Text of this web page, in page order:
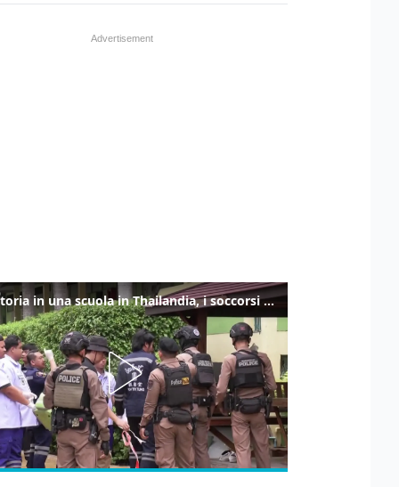
Sparatoria in una scuola in Thailandia, i soccorsi sul posto